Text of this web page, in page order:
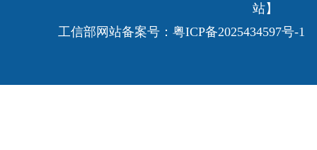
站】
工信部网站备案号： 粤ICP备2025434597号-1